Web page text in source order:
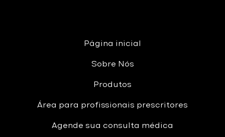
Página inicial
Sobre Nós
Produtos
Área para profissionais prescritores
Agende sua consulta médica